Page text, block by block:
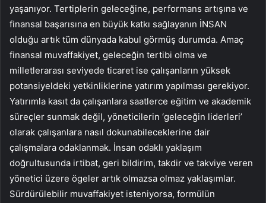
yaşanıyor. Tertiplerin geleceğine, performans artışına ve
finansal başarısına en büyük katkı sağlayanın İNSAN
olduğu artık tüm dünyada kabul görmüş durumda. Amaç
finansal muvaffakiyet, geleceğin tertibi olma ve
milletlerarası seviyede ticaret ise çalışanların yüksek
potansiyeldeki yetkinliklerine yatırım yapılması gerekiyor.
Yatırımla kasıt da çalışanlara saatlerce eğitim ve akademik
süreçler sunmak değil, yöneticilerin ‘geleceğin liderleri’
olarak çalışanlara nasıl dokunabileceklerine dair
çalışmalara odaklanmak. İnsan odaklı yaklaşım
doğrultusunda irtibat, geri bildirim, takdir ve takviye veren
yönetici üzere ögeler artık olmazsa olmaz yaklaşımlar.
Sürdürülebilir muvaffakiyet isteniyorsa, formülün